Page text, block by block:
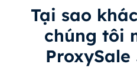
Tại sao
chúng tôi